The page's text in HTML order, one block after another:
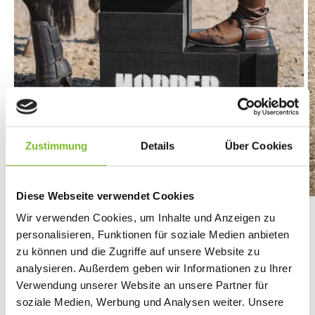
Zustimmung Details Über Cookies
Diese Webseite verwendet Cookies
Wir verwenden Cookies, um Inhalte und Anzeigen zu
personalisieren, Funktionen für soziale Medien anbieten
zu können und die Zugriffe auf unsere Website zu
analysieren. Außerdem geben wir Informationen zu Ihrer
Verwendung unserer Website an unsere Partner für
soziale Medien, Werbung und Analysen weiter. Unsere
Medien
1
in
Modal
öffnen
1 von
5
HOPPER® PROFESSIONAL
Normaler
Preis
€255,00 EUR
inkl. 19% MwSt.Versandwird beim Checkout berechnet